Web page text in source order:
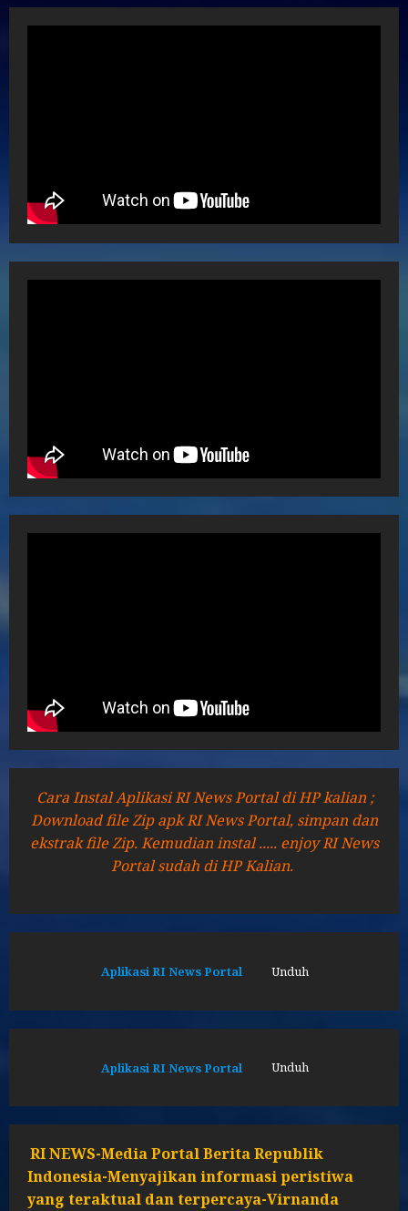
Cara Instal Aplikasi RI News Portal di HP kalian ;
Download file Zip apk RI News Portal, simpan dan
ekstrak file Zip. Kemudian instal ..... enjoy RI News
Portal sudah di HP Kalian.
Aplikasi RI News Portal Unduh
Aplikasi RI News Portal Unduh
RI NEWS-Media Portal Berita Republik
Indonesia-Menyajikan informasi peristiwa
yang teraktual dan terpercaya-Virnanda